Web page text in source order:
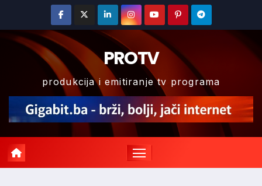
content
PROTV
produkcija i emitiranje tv programa